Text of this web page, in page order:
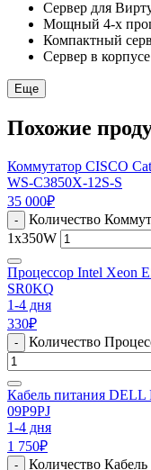
Сервер для
Мощный 4-х
Компактный
Сервер в
Еще
Похожие
Коммутатор CISCO
WS-C3850X-12S-S
35 000₽
-
Количество
1x350W
Процессор Intel Xeon
SR0KQ
1-4 дня
330₽
- Количество
Кабель питания DELL
09P9PJ
1-4 дня
1 750₽
- Количество